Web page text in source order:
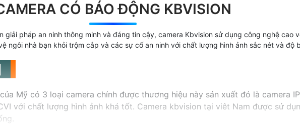
CÓ BÁO ĐỘNG KBVISION
pháp an ninh thông minh và đáng tin cậy, camera Kbvision sử dụng công nghệ cao
ngôi nhà bạn khỏi trộm cắp và các sự cố an ninh với chất lượng hình ảnh sắc nét và độ
Mỹ có 3 loại camera chính được thương hiệu này sản xuất đó là camera
với chất lượng hình ảnh khá tốt. Camera kbvision tại viêt Nam được sử